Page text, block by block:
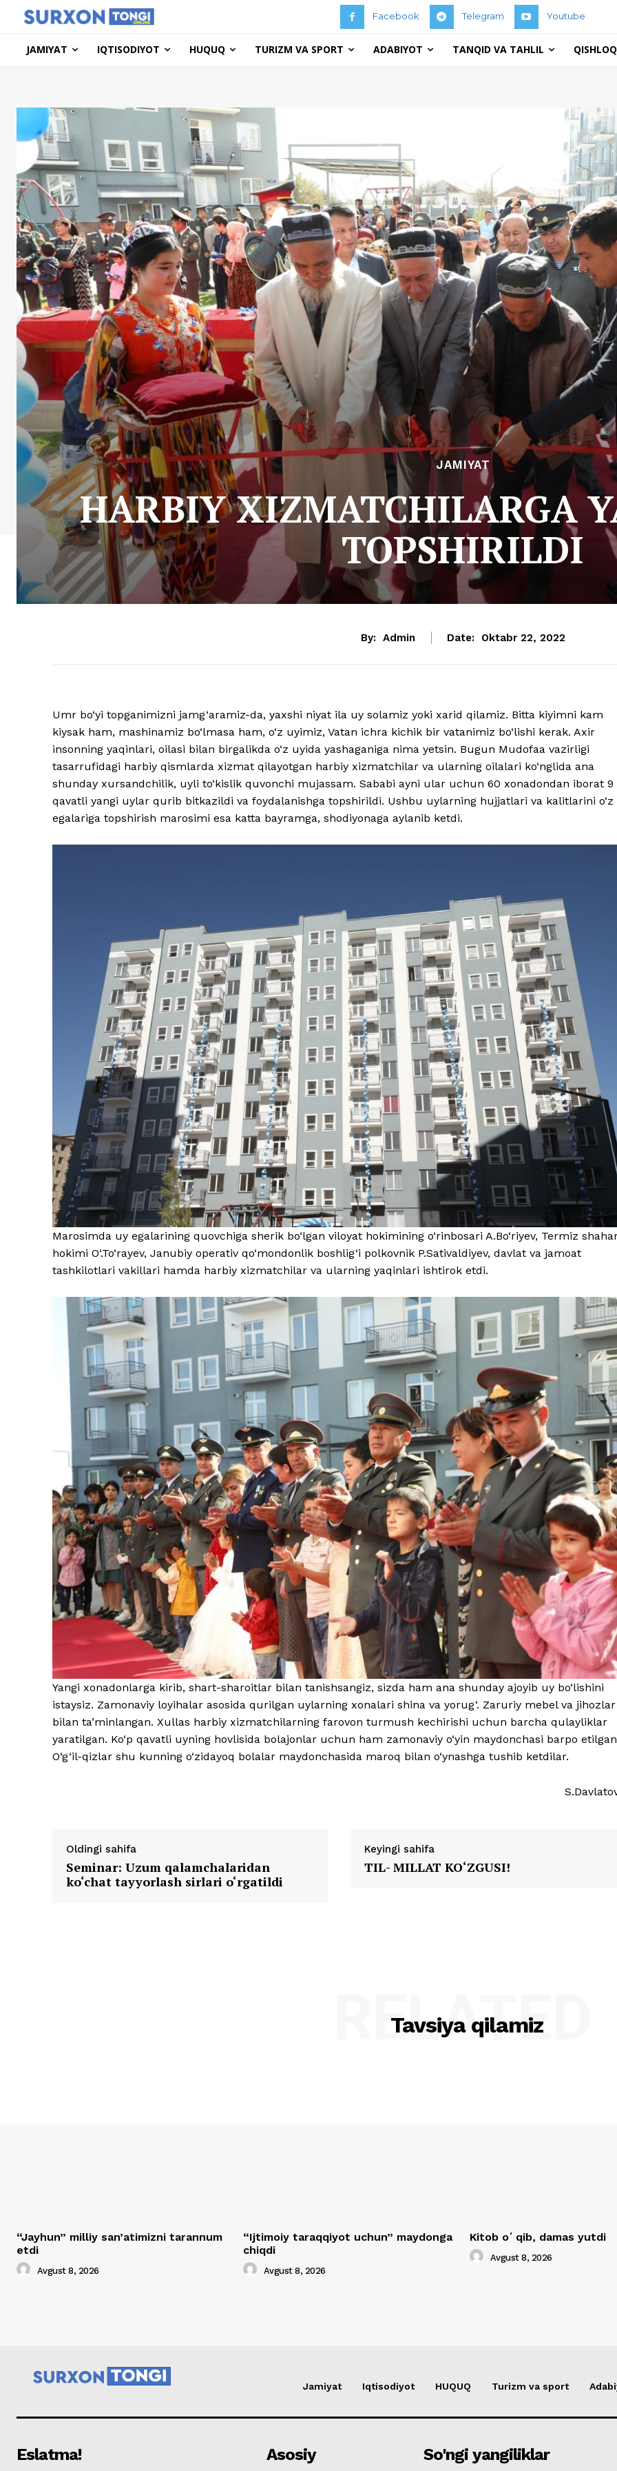
Facebook Telegram Youtube
JAMIYAT IQTISODIYOT HUQUQ TURIZM VA SPORT ADABIYOT TANQID VA TAHLIL
JAMIYAT
HARBIY XIZMATCHILARGA
TOPSHIRILDI
By: Admin Date: Oktabr 22, 2022
Umr bo‘yi topganimizni jamg‘aramiz-da, yaxshi niyat ila uy solamiz yoki xarid qilamiz. Bitta kiyimni kam
kiysak ham, mashinamiz bo‘lmasa ham, o‘z uyimiz, Vatan ichra kichik bir vatanimiz bo‘lishi kerak. Axir
insonning yaqinlari, oilasi bilan birgalikda o‘z uyida yashaganiga nima yetsin. Bugun Mudofaa vazirligi
tasarrufidagi harbiy qismlarda xizmat qilayotgan harbiy xizmatchilar va ularning oilalari ko‘nglida ana
shunday xursandchilik, uyli to‘kislik quvonchi mujassam. Sababi ayni ular uchun 60 xonadondan iborat 9
qavatli yangi uylar qurib bitkazildi va foydalanishga topshirildi. Ushbu uylarning hujjatlari va kalitlarini o‘z
egalariga topshirish marosimi esa katta bayramga, shodiyonaga aylanib ketdi.
Marosimda uy egalarining quovchiga sherik bo‘lgan viloyat hokimining o‘rinbosari A.Bo‘riyev, Termiz
hokimi O‘.To‘rayev, Janubiy operativ qo‘mondonlik boshlig‘i polkovnik P.Sativaldiyev, davlat va jamoat
tashkilotlari vakillari hamda harbiy xizmatchilar va ularning yaqinlari ishtirok etdi.
Yangi xonadonlarga kirib, shart-sharoitlar bilan tanishsangiz, sizda ham ana shunday ajoyib uy bo‘lishini
istaysiz. Zamonaviy loyihalar asosida qurilgan uylarning xonalari shina va yorug‘. Zaruriy mebel va jihozlar
bilan ta’minlangan. Xullas harbiy xizmatchilarning farovon turmush kechirishi uchun barcha qulayliklar
yaratilgan. Ko‘p qavatli uyning hovlisida bolajonlar uchun ham zamonaviy o‘yin maydonchasi barpo
O‘g‘il-qizlar shu kunning o‘zidayoq bolalar maydonchasida maroq bilan o‘ynashga tushib ketdilar.
Oldingi sahifa
Seminar: Uzum qalamchalaridan
ko‘chat tayyorlash sirlari o‘rgatildi
Keyingi sahifa
TIL- MILLAT KO‘ZGUSI!
Tavsiya qilamiz
RELATED
“Jayhun” milliy san’atimizni tarannum
etdi
Avgust 8, 2026
“Ijtimoiy taraqqiyot uchun” maydonga
chiqdi
Avgust 8, 2026
Kitob oʻqib, damas yutdi
Avgust 8, 2026
Jamiyat Iqtisodiyot HUQUQ Turizm va sport
Eslatma! Asosiy So'ngi yangiliklar